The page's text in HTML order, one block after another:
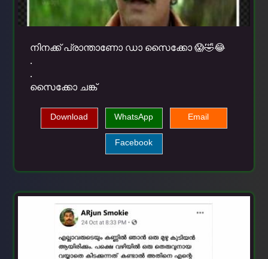
നിനക്ക് പ്രാന്താണോ ഡാ സൈക്കോ 😱🤣😂
.
.
സൈക്കോ ചങ്ക്
Download WhatsApp Email
Facebook